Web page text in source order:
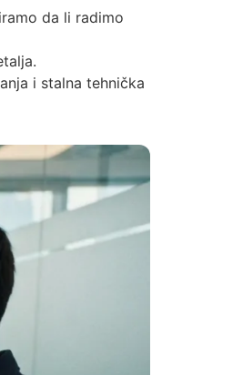
da li radimo
i stalna tehnička